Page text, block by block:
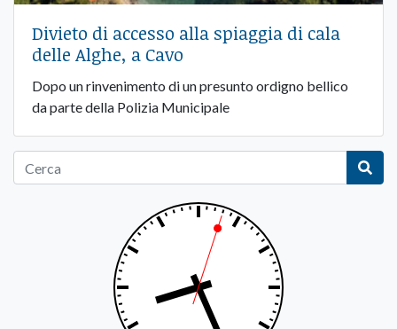
Divieto di accesso alla spiaggia di cala
delle Alghe, a Cavo
Dopo un rinvenimento di un presunto ordigno bellico
da parte della Polizia Municipale